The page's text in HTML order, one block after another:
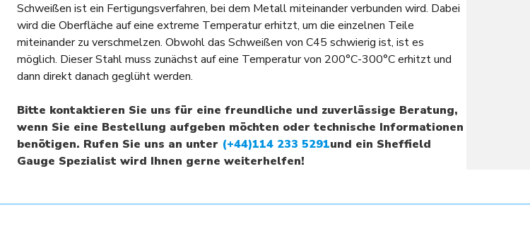
Schweißen ist ein Fertigungsverfahren, bei dem Metall miteinander verbunden wird. Dabei
wird die Oberfläche auf eine extreme Temperatur erhitzt, um die einzelnen Teile
miteinander zu verschmelzen. Obwohl das Schweißen von C45 schwierig ist, ist es
möglich. Dieser Stahl muss zunächst auf eine Temperatur von 200°С-300°С erhitzt und
dann direkt danach geglüht werden.
Bitte kontaktieren Sie uns für eine freundliche und zuverlässige Beratung,
wenn Sie eine Bestellung aufgeben möchten oder technische Informationen
benötigen. Rufen Sie uns an unter (+44)114 233 5291und ein Sheffield
Gauge Spezialist wird Ihnen gerne weiterhelfen!